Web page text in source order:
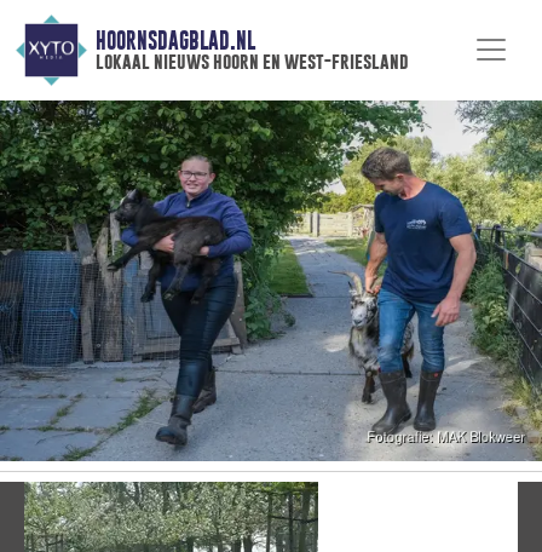
HOORNSDAGBLAD.NL
lokaal nieuws hoorn en west-friesland